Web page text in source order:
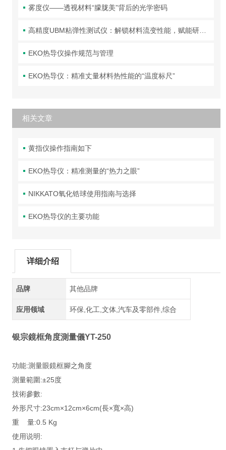
雾度仪——透视材料“朦胧美”背后的光学密码
高精度UBM粘弹性测试仪：解锁材料流变性能，赋能研发与质控
EKO热导仪操作规范与管理
EKO热导仪：精准丈量材料热性能的“温度标尺”
相关文章
黄指仪操作指南如下
EKO热导仪：精准测量的“热力之眼”
NIKKATO氧化锆球使用指南与选择
EKO热导仪的主要功能
详细介绍
品牌 其他品牌
应用领域 环保,化工,文体,汽车及零部件,综合
银宗鏡框角度測量儀YT-250
功能:測量眼鏡框腳之角度
測量範圍:±25度
技術參數:
外形尺寸:23cm×12cm×6cm(長×寬×高)
重 量:0.5 Kg
使用说明: